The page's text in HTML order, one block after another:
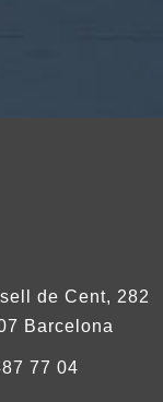
de Cent, 282
Barcelona
77 04